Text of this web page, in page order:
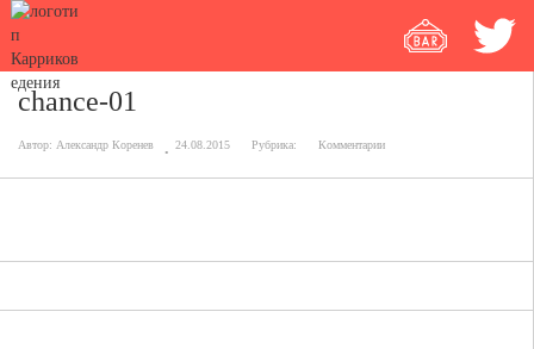
chance-01
Автор: Александр Коренев 24.08.2015 Рубрика: Комментарии